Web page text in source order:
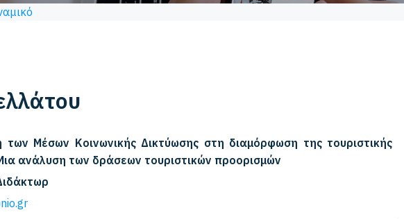
των Μέσων Κοινωνικής Δικτύωσης στη διαμόρφωση της τουριστικής
ανάλυση των δράσεων τουριστικών προορισμών